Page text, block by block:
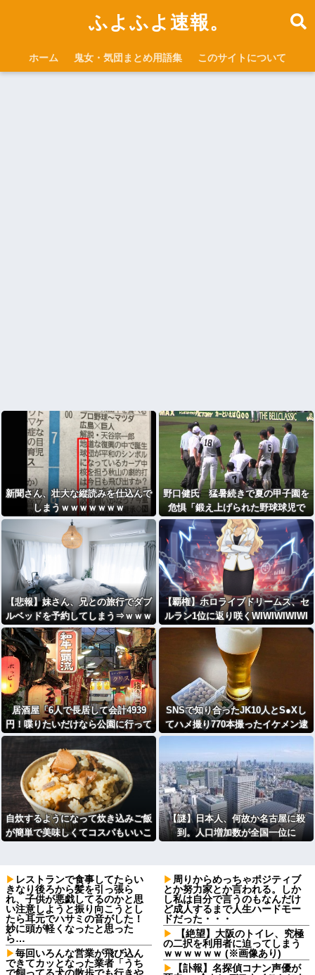
ふよふよ速報。
ホーム 鬼女・気団まとめ用語集 このサイトについて
新聞さん、壮大な縦読みを仕込んで
しまうｗｗｗｗｗｗｗ
野口健氏 猛暑続きで夏の甲子園を
危惧「鍛え上げられた野球球児で
も、危ないのではないかな」
【悲報】妹さん、兄との旅行でダブ
ルベッドを予約してしまう⇒ｗｗｗ
ｗｗｗ
【覇権】ホロライブドリームス、セ
ルラン1位に返り咲くWIWIWIWIWI
WIWIWIWIWIWIWIWIWIWIWIWIWI
居酒屋「6人で長居して会計4939
円！喋りたいだけなら公園に行って
くれ（怒」
SNSで知り合ったJK10人とS●Xし
てハメ撮り770本撮ったイケメン逮
捕wwwwwwwwwwwwwww
自炊するようになって炊き込みご飯
が簡単で美味しくてコスパもいいこ
【謎】日本人、何故か名古屋に殺
到。人口増加数が全国一位に
レストランで食事してたらい
きなり後ろから髪を引っ張ら
れ、子供が悪戯してるのかと思
い注意しようと振り向こうとし
たら耳元でハサミの音がした！
妙に頭が軽くなったと思った
ら…
毎回いろんな営業が飛び込ん
できてカッとなった業者「うち
周りからめっちゃポジティブ
とか努力家とか言われる。しか
し私は自分で言うのもなんだけ
ど成人するまで人生ハードモー
ドだった・・・
【絶望】大阪のトイレ、究極
の二択を利用者に迫ってしまう
ｗｗｗｗｗｗ (※画像あり)
【訃報】名探偵コナン声優が